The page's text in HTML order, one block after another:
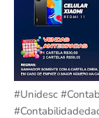
#Unidesc